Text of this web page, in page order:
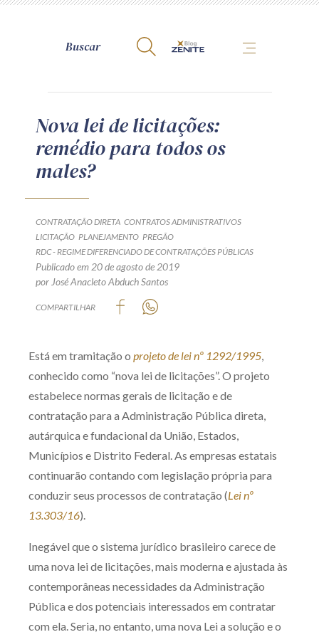
A Zênite
Como publicar conosco
Termos de uso
Política de Privacidade
Guia de Direitos dos Titulares de Dados
Encarregado (contato)
Zênite Fácil IA
Zênite Play
Orientação por Escrito
Mentoria Zênite
Capacitação
Eventos presenciais
Zênite in Company
Diferenciais
Nova lei de licitações:
remédio para todos os
males?
CONTRATAÇÃO DIRETA CONTRATOS ADMINISTRATIVOS
LICITAÇÃO PLANEJAMENTO PREGÃO
RDC - REGIME DIFERENCIADO DE CONTRATAÇÕES PÚBLICAS
Publicado em 20 de agosto de 2019
por José Anacleto Abduch Santos
COMPARTILHAR
Está em tramitação o projeto de lei nº 1292/1995,
conhecido como “nova lei de licitações”. O projeto
estabelece normas gerais de licitação e de
contratação para a Administração Pública direta,
autárquica e fundacional da União, Estados,
Municípios e Distrito Federal. As empresas estatais
continuarão contando com legislação própria para
conduzir seus processos de contratação (Lei nº
13.303/16).
Inegável que o sistema jurídico brasileiro carece de
uma nova lei de licitações, mais moderna e ajustada às
contemporâneas necessidades da Administração
Pública e dos potenciais interessados em contratar
com ela. Seria, no entanto, uma nova Lei a solução e o